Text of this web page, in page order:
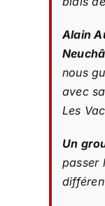
Alain
nous
avec
Les
Un
passer